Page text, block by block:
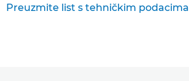
Preuzmite list s tehničkim podacima